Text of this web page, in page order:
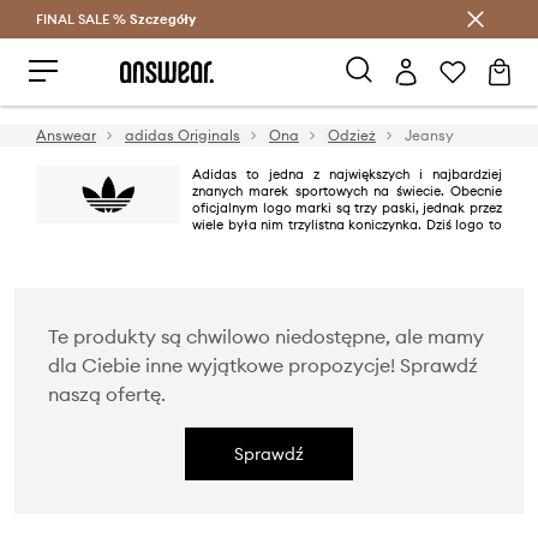
Oszczędzaj z Answear Club >
FINAL SALE % Szczegóły
Answear adidas Originals Ona Odzież Jeansy
Adidas to jedna z największych i najbardziej
znanych marek sportowych na świecie. Obecnie
oficjalnym logo marki są trzy paski, jednak przez
wiele była nim trzylistna koniczynka. Dziś logo to
Te produkty są chwilowo niedostępne, ale mamy
dla Ciebie inne wyjątkowe propozycje! Sprawdź
naszą ofertę.
Sprawdź